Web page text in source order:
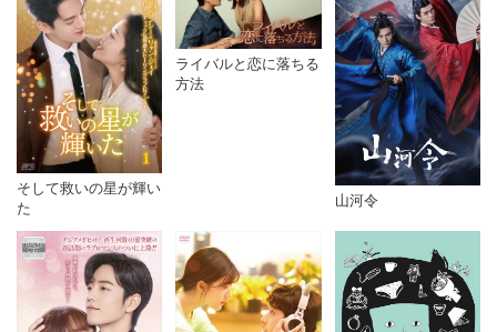
そして救いの星が輝い
た
ライバルと恋に落ちる
方法
山河令